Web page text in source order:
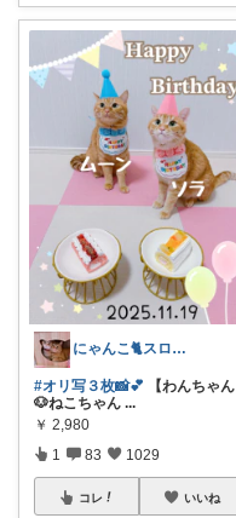
にゃんこ🐈スローです🐢💦
#オリ写３枚📸💕 【わんちゃん
🐶ねこちゃん ...
￥ 2,980
1 83 1029
コレ いいね